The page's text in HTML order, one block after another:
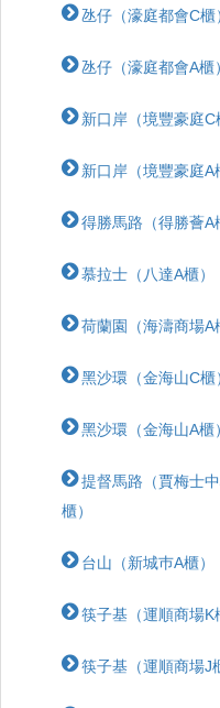
氹仔（濠庭都會C櫃
氹仔（濠庭都會A櫃）
新口岸（境豐豪庭C
新口岸（境豐豪庭A
得勝馬路（得勝薈A
慕拉士（八達A櫃）
荷蘭園（海濤商場A
黑沙環（金海山C櫃
黑沙環（金海山A櫃）
提督馬路（賈梅士
櫃）
台山（新城巿A櫃）
筷子基（運順商場K
筷子基（運順商場J